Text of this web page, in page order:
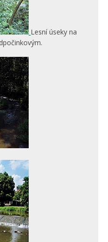
Lesní úseky na